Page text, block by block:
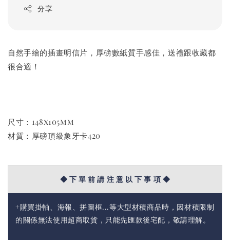
分享
自然手繪的插畫明信片，厚磅數紙質手感佳，送禮跟收藏都
很合適！
尺寸：148x105mm
材質：厚磅頂級象牙卡420
◆ 下 單 前 請 注 意 以 下 事 項 ◆
+購買掛軸、海報、拼圖框...等大型材積商品時，因材積限制
的關係無法使用超商取貨，只能先匯款後宅配，敬請理解。